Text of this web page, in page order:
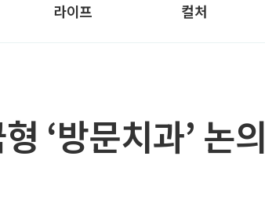
라이프 컬처
‘방문치과’ 논의